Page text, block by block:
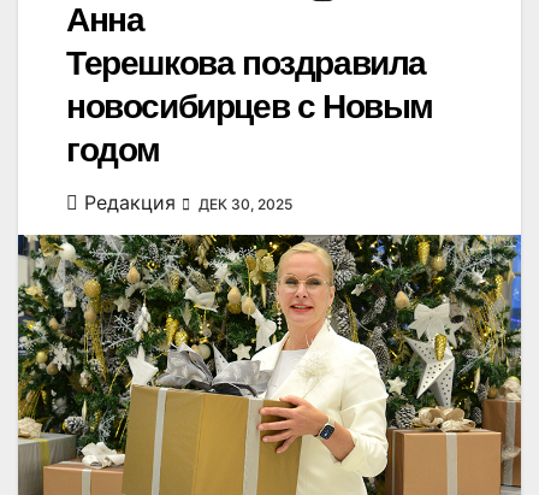
Анна
Терешкова поздравила
новосибирцев с Новым
годом
Редакция ДЕК 30, 2025